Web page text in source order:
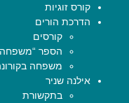
קורס זוגיות
הדרכת הורים
קורסים
הספר “משפחה
משפחה בקורונה
אילנה שניר
בתקשורת